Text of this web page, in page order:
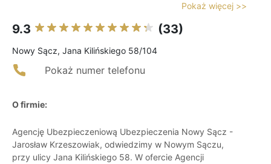
Pokaż więcej >>
9.3 (33)
Nowy Sącz, Jana Kilińskiego 58/104
Pokaż numer telefonu
O firmie:
Agencję Ubezpieczeniową Ubezpieczenia Nowy Sącz -
Jarosław Krzeszowiak, odwiedzimy w Nowym Sączu,
przy ulicy Jana Kilińskiego 58. W ofercie Agencji